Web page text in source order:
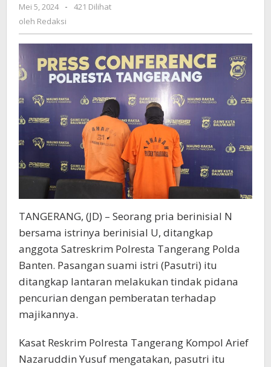
Terancam
5
Tahun
Mei 5, 2024
oleh
Redaksi
-
421 Dilihat
oleh Redaksi
TANGERANG, (JD) – Seorang pria berinisial N
bersama istrinya berinisial U, ditangkap
anggota Satreskrim Polresta Tangerang Polda
Banten. Pasangan suami istri (Pasutri) itu
ditangkap lantaran melakukan tindak pidana
pencurian dengan pemberatan terhadap
majikannya.
Kasat Reskrim Polresta Tangerang Kompol Arief
Nazaruddin Yusuf mengatakan, pasutri itu